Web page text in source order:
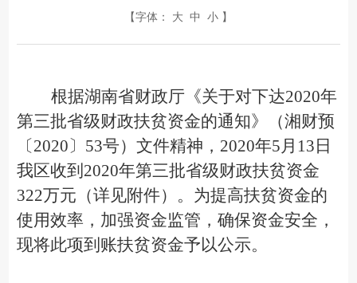
【字体： 大 中 小 】
根据湖南省财政厅《关于对下达2020年
第三批省级财政扶贫资金的通知》（湘财预
〔2020〕53号）文件精神， 2020年5月13日
我区收到 2020年第三批省级财政扶贫资金
322万元（详见附件）。为提高扶贫资金的
使用效率，加强资金监管，确保资金安全，
现将此项到账扶贫资金予以公示。